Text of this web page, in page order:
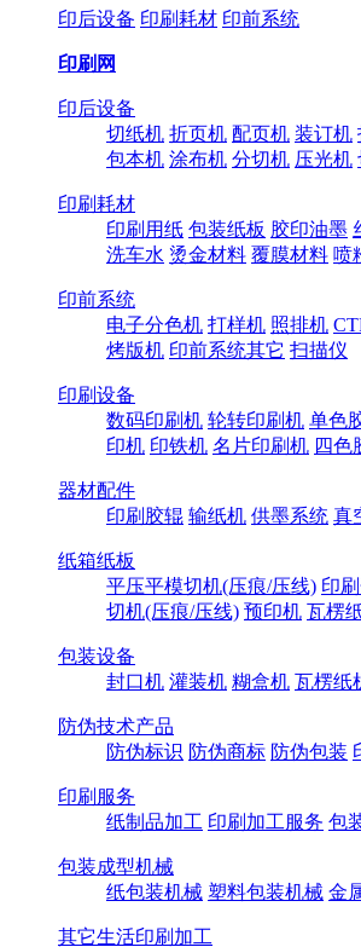
印后设备 印刷耗材 印前系统
印刷网
印后设备
切纸机 折页机 配页机 装订机
包本机 涂布机 分切机 压光机
印刷耗材
印刷用纸 包装纸板 胶印油墨
洗车水 烫金材料 覆膜材料 喷
印前系统
电子分色机 打样机 照排机
烤版机 印前系统其它 扫描仪
印刷设备
数码印刷机 轮转印刷机 单色
印机 印铁机 名片印刷机 四色
器材配件
印刷胶辊 输纸机 供墨系统 真
纸箱纸板
平压平模切机(压痕/压线) 印
切机(压痕/压线) 预印机 瓦楞
包装设备
封口机 灌装机 糊盒机 瓦楞纸
防伪技术产品
防伪标识 防伪商标 防伪包装
印刷服务
纸制品加工 印刷加工服务 包
包装成型机械
纸包装机械 塑料包装机械 金
其它生活印刷加工